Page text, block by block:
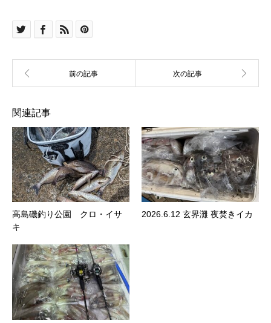
関連記事
高島磯釣り公園 クロ・イサ
キ
2026.6.12 玄界灘 夜焚きイカ